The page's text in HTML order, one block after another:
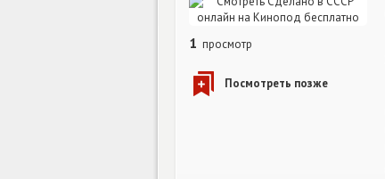
1 просмотр